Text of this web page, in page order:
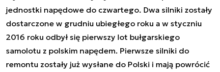
jednostki napędowe do czwartego. Dwa silniki zostały
dostarczone w grudniu ubiegłego roku a w styczniu
2016 roku odbył się pierwszy lot bułgarskiego
samolotu z polskim napędem. Pierwsze silniki do
remontu zostały już wysłane do Polski i mają powrócić